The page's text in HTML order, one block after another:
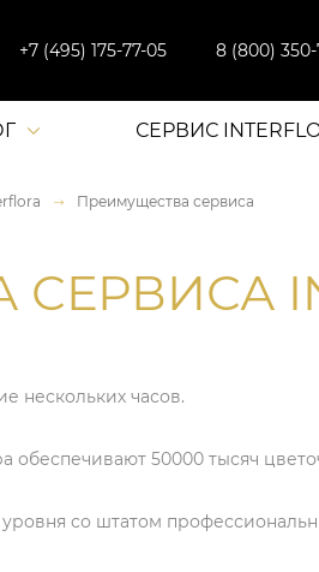
+7 (495) 175-77-05 8 (800) 350-
СЕРВИС
Преимущества сервиса
нескольких часов.
обеспечивают 50000 тысяч
со штатом